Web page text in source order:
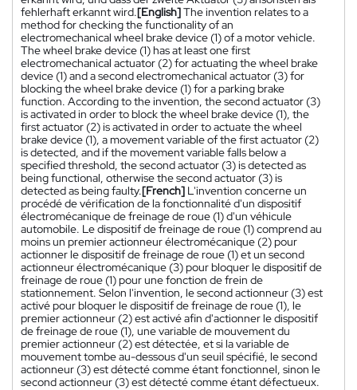
fehlerhaft erkannt wird.[English]The invention relates to a
method for checking the functionality of an
electromechanical wheel brake device (1) of a motor vehicle.
The wheel brake device (1) has at least one first
electromechanical actuator (2) for actuating the wheel brake
device (1) and a second electromechanical actuator (3) for
blocking the wheel brake device (1) for a parking brake
function. According to the invention, the second actuator (3)
is activated in order to block the wheel brake device (1), the
first actuator (2) is activated in order to actuate the wheel
brake device (1), a movement variable of the first actuator (2)
is detected, and if the movement variable falls below a
specified threshold, the second actuator (3) is detected as
being functional, otherwise the second actuator (3) is
detected as being faulty.[French] L'invention concerne un
procédé de vérification de la fonctionnalité d'un dispositif
électromécanique de freinage de roue (1) d'un véhicule
automobile. Le dispositif de freinage de roue (1) comprend au
moins un premier actionneur électromécanique (2) pour
actionner le dispositif de freinage de roue (1) et un second
actionneur électromécanique (3) pour bloquer le dispositif de
freinage de roue (1) pour une fonction de frein de
stationnement. Selon l'invention, le second actionneur (3) est
activé pour bloquer le dispositif de freinage de roue (1), le
premier actionneur (2) est activé afin d'actionner le dispositif
de freinage de roue (1), une variable de mouvement du
premier actionneur (2) est détectée, et si la variable de
mouvement tombe au-dessous d'un seuil spécifié, le second
actionneur (3) est détecté comme étant fonctionnel, sinon le
second actionneur (3) est détecté comme étant défectueux.